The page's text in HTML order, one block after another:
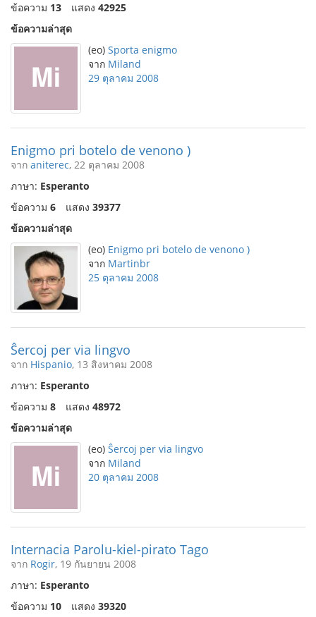
ข้อความ 13 แสดง 42925
ข้อความล่าสุด
(eo) Sporta enigmo
จาก Miland
29 ตุลาคม 2008
Enigmo pri botelo de venono )
จาก aniterec, 22 ตุลาคม 2008
ภาษา: Esperanto
ข้อความ 6 แสดง 39377
ข้อความล่าสุด
(eo) Enigmo pri botelo de venono )
จาก Martinbr
25 ตุลาคม 2008
Ŝercoj per via lingvo
จาก Hispanio, 13 สิงหาคม 2008
ภาษา: Esperanto
ข้อความ 8 แสดง 48972
ข้อความล่าสุด
(eo) Ŝercoj per via lingvo
จาก Miland
20 ตุลาคม 2008
Internacia Parolu-kiel-pirato Tago
จาก Rogir, 19 กันยายน 2008
ภาษา: Esperanto
ข้อความ 10 แสดง 39320